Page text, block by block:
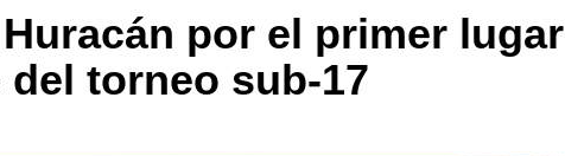
por el primer lugar
torneo sub-17